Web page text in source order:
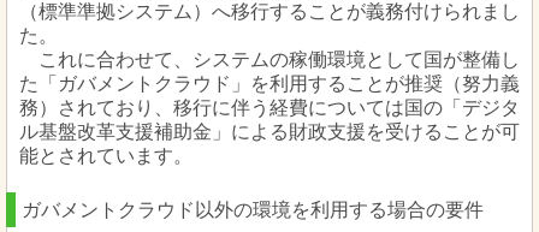
（標準準拠システム）へ移行することが義務付けられまし
た。
これに合わせて、システムの稼働環境として国が整備し
た「ガバメントクラウド」を利用することが推奨（努力義
務）されており、移行に伴う経費については国の「デジタ
ル基盤改革支援補助金」による財政支援を受けることが可
能とされています。
ガバメントクラウド以外の環境を利用する場合の要件